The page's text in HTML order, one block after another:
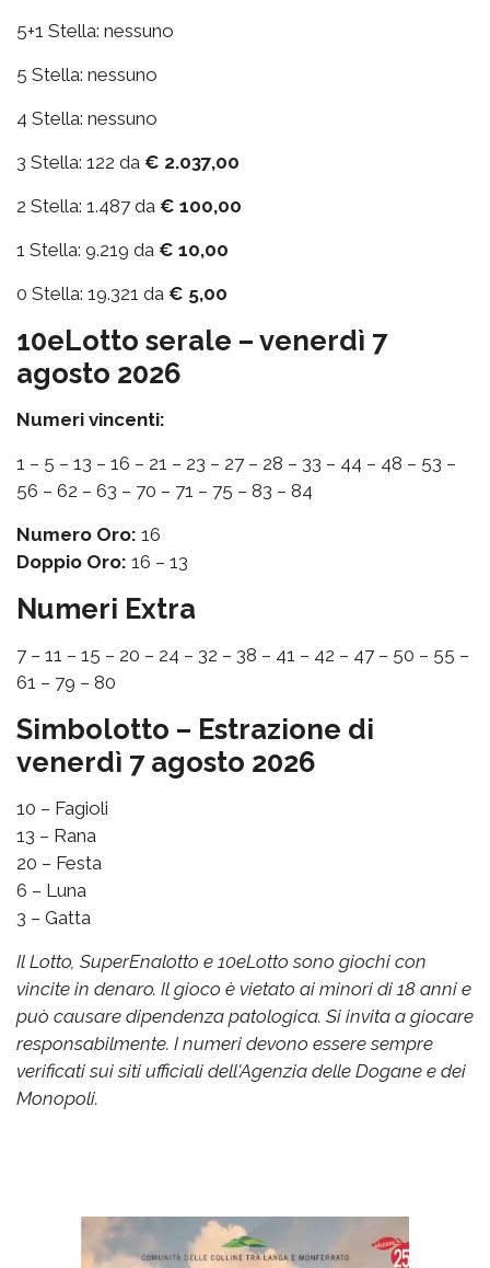
5+1 Stella: nessuno
5 Stella: nessuno
4 Stella: nessuno
3 Stella: 122 da € 2.037,00
2 Stella: 1.487 da € 100,00
1 Stella: 9.219 da € 10,00
0 Stella: 19.321 da € 5,00
10eLotto serale – venerdì 7
agosto 2026
Numeri vincenti:
1 – 5 – 13 – 16 – 21 – 23 – 27 – 28 – 33 – 44 – 48 – 53 –
56 – 62 – 63 – 70 – 71 – 75 – 83 – 84
Numero Oro: 16
Doppio Oro: 16 – 13
Numeri Extra
7 – 11 – 15 – 20 – 24 – 32 – 38 – 41 – 42 – 47 – 50 – 55 –
61 – 79 – 80
Simbolotto – Estrazione di
venerdì 7 agosto 2026
10 – Fagioli
13 – Rana
20 – Festa
6 – Luna
3 – Gatta
Il Lotto, SuperEnalotto e 10eLotto sono giochi con
vincite in denaro. Il gioco è vietato ai minori di 18 anni e
può causare dipendenza patologica. Si invita a giocare
responsabilmente. I numeri devono essere sempre
verificati sui siti ufficiali dell'Agenzia delle Dogane e dei
Monopoli.